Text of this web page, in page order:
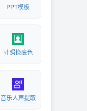
PPT模板
寸照换底色
音乐人声提取